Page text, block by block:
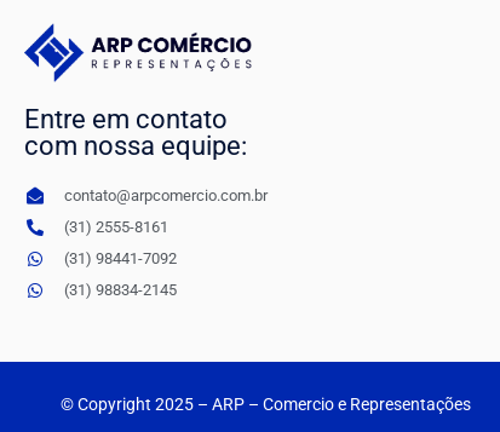
Entre em contato
com nossa equipe:
contato@arpcomercio.com.br
(31) 2555-8161
(31) 98441-7092
(31) 98834-2145
© Copyright 2025 – ARP – Comercio e Representações